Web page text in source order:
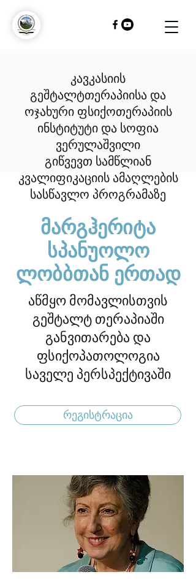
კავკასიის
გეშტალტთერაპიისა და
ოჯახური ფსიქოთერაპიის
ინსტიტუტი და სოფია
ვერულაშვილი
გიწვევთ სამწლიან
კვალიფიკაციის ამაღლების
სასწავლო პროგრამაზე
მარგჰერიტა
სპანუოლო
ლობბთან ერთად
აწმყო მომავლისთვის
გეშტალტ თერაპიაში
განვითარება და
ფსიქოპათოლოგია
საველე პერსპექტივაში
რეგისტრაცია